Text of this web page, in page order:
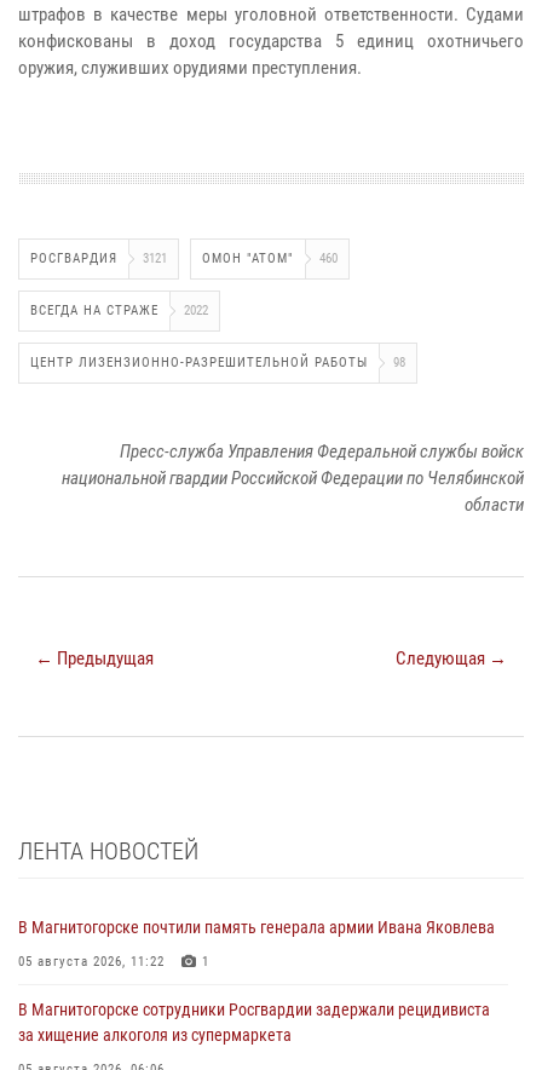
штрафов в качестве меры уголовной ответственности. Судами
конфискованы в доход государства 5 единиц охотничьего
оружия, служивших орудиями преступления.
РОСГВАРДИЯ 3121 ОМОН "АТОМ" 460
ВСЕГДА НА СТРАЖЕ 2022
ЦЕНТР ЛИЗЕНЗИОННО-РАЗРЕШИТЕЛЬНОЙ РАБОТЫ 98
Пресс-служба Управления Федеральной службы войск
национальной гвардии Российской Федерации по Челябинской
области
← Предыдущая Следующая →
ЛЕНТА НОВОСТЕЙ
В Магнитогорске почтили память генерала армии Ивана Яковлева
05 августа 2026, 11:22 1
В Магнитогорске сотрудники Росгвардии задержали рецидивиста
за хищение алкоголя из супермаркета